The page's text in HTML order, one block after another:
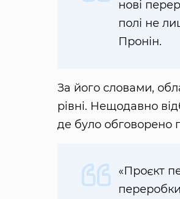
нові
полі не
Пронін.
За його словами,
рівні. Нещодавно
де було обговорено
«Проєкт
переробки